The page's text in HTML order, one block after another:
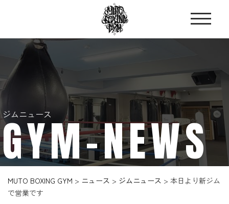
ジムニュース
GYM-NEWS
MUTO BOXING GYM > ニュース > ジムニュース > 本日より新ジム
で営業です